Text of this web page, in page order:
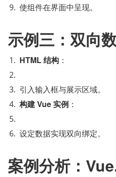
使组件在界面中呈现。
示例三：双向
HTML 结构 ：
引入输入框与展示区域。
构建 Vue 实例 ：
设定数据实现双向绑定。
案例分析：